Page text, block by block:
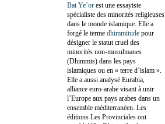
Bat Ye’or est une essayiste
spécialiste des minorités religieuses
dans le monde islamique. Elle a
forgé le terme dhimmitude pour
désigner le statut cruel des
minorités non-musulmanes
(Dhimmis) dans les pays
islamiques ou en « terre d’islam ».
Elle a aussi analysé Eurabia,
alliance euro-arabe visant à unir
l’Europe aux pays arabes dans un
ensemble méditerranéen. Les
éditions Les Provinciales ont